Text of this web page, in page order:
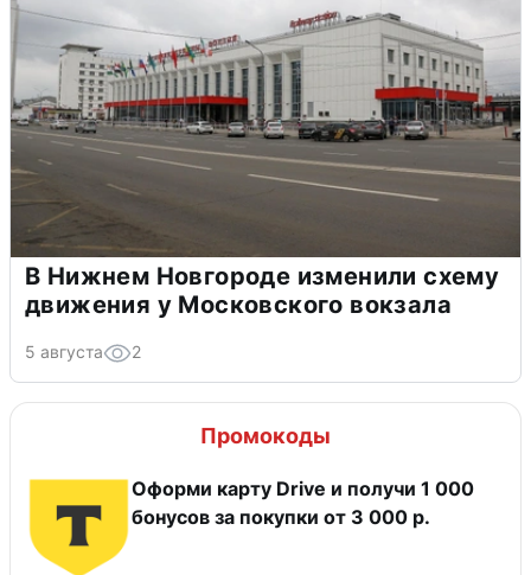
В Нижнем Новгороде изменили схему
движения у Московского вокзала
5 августа 2
Промокоды
Оформи карту Drive и получи 1 000
бонусов за покупки от 3 000 р.